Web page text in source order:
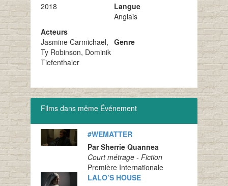
2018
Acteurs
Jasmine Carmichael,
Ty Robinson, Dominik
Tiefenthaler
Langue
Anglais
Genre
Films dans même Événement
#WEMATTER
Par Sherrie Quannea
Court métrage - Fiction
Première Internationale
LALO’S HOUSE